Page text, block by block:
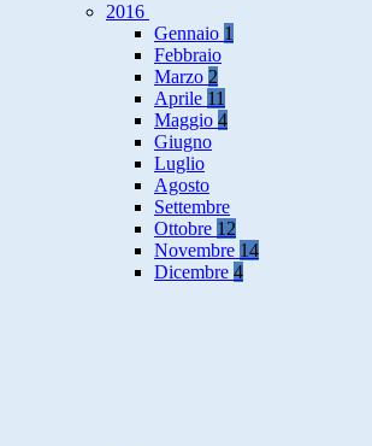
2016
Gennaio 1
Febbraio
Marzo 2
Aprile 11
Maggio 4
Giugno
Luglio
Agosto
Settembre
Ottobre 12
Novembre 14
Dicembre 4